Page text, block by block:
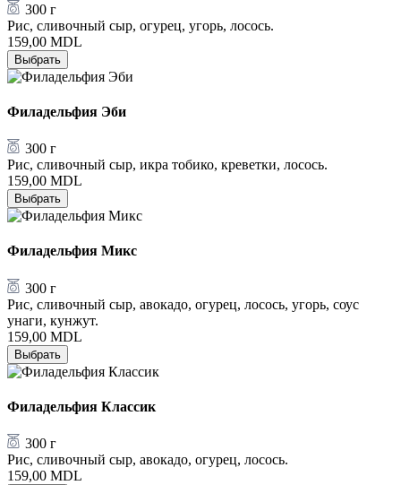
300 г
Рис, сливочный сыр, огурец, угорь, лосось.
159,00 MDL
Выбрать
Филадельфия Эби
300 г
Рис, сливочный сыр, икра тобико, креветки, лосось.
159,00 MDL
Выбрать
Филадельфия Микс
300 г
Рис, сливочный сыр, авокадо, огурец, лосось, угорь, соус
унаги, кунжут.
159,00 MDL
Выбрать
Филадельфия Классик
300 г
Рис, сливочный сыр, авокадо, огурец, лосось.
159,00 MDL